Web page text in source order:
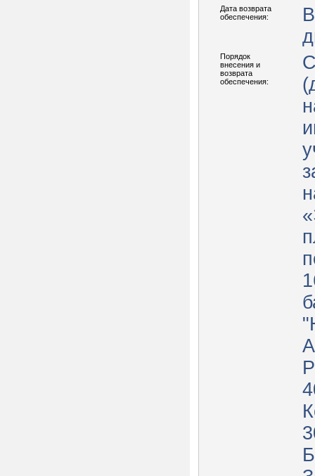
Дата возврата
обеспечения:
Порядок
внесения и
возврата
обеспечения: